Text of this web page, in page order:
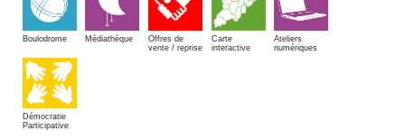
Boulodrome Médiathèque
Offres de
vente / reprise
Carte
interactive
Ateliers
numériques
Démocratie
Participative